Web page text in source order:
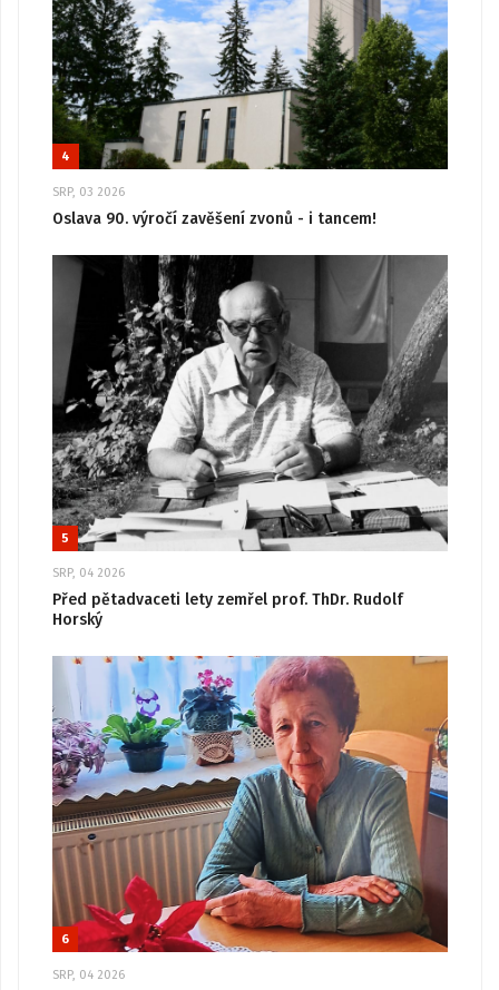
4
SRP, 03 2026
Oslava 90. výročí zavěšení zvonů - i tancem!
5
SRP, 04 2026
Před pětadvaceti lety zemřel prof. ThDr. Rudolf
Horský
6
SRP, 04 2026